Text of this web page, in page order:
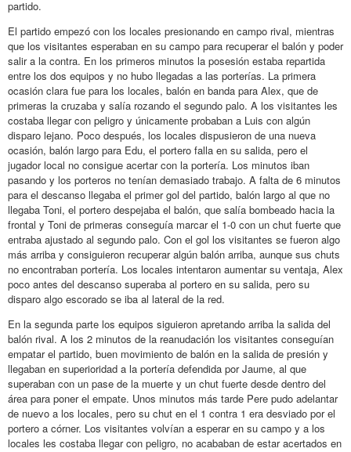
partido.
El partido empezó con los locales presionando en campo rival, mientras
que los visitantes esperaban en su campo para recuperar el balón y poder
salir a la contra. En los primeros minutos la posesión estaba repartida
entre los dos equipos y no hubo llegadas a las porterías. La primera
ocasión clara fue para los locales, balón en banda para Alex, que de
primeras la cruzaba y salía rozando el segundo palo. A los visitantes les
costaba llegar con peligro y únicamente probaban a Luis con algún
disparo lejano. Poco después, los locales dispusieron de una nueva
ocasión, balón largo para Edu, el portero falla en su salida, pero el
jugador local no consigue acertar con la portería. Los minutos iban
pasando y los porteros no tenían demasiado trabajo. A falta de 6 minutos
para el descanso llegaba el primer gol del partido, balón largo al que no
llegaba Toni, el portero despejaba el balón, que salía bombeado hacia la
frontal y Toni de primeras conseguía marcar el 1-0 con un chut fuerte que
entraba ajustado al segundo palo. Con el gol los visitantes se fueron algo
más arriba y consiguieron recuperar algún balón arriba, aunque sus chuts
no encontraban portería. Los locales intentaron aumentar su ventaja, Alex
poco antes del descanso superaba al portero en su salida, pero su
disparo algo escorado se iba al lateral de la red.
En la segunda parte los equipos siguieron apretando arriba la salida del
balón rival. A los 2 minutos de la reanudación los visitantes conseguían
empatar el partido, buen movimiento de balón en la salida de presión y
llegaban en superioridad a la portería defendida por Jaume, al que
superaban con un pase de la muerte y un chut fuerte desde dentro del
área para poner el empate. Unos minutos más tarde Pere pudo adelantar
de nuevo a los locales, pero su chut en el 1 contra 1 era desviado por el
portero a córner. Los visitantes volvían a esperar en su campo y a los
locales les costaba llegar con peligro, no acababan de estar acertados en